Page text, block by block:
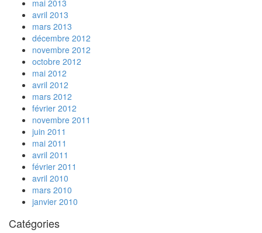
mai 2013
avril 2013
mars 2013
décembre 2012
novembre 2012
octobre 2012
mai 2012
avril 2012
mars 2012
février 2012
novembre 2011
juin 2011
mai 2011
avril 2011
février 2011
avril 2010
mars 2010
janvier 2010
Catégories